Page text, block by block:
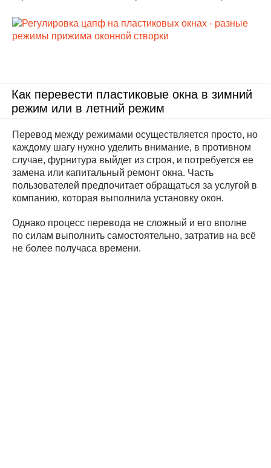
Как перевести пластиковые окна в зимний
режим или в летний режим
Перевод между режимами осуществляется просто, но
каждому шагу нужно уделить внимание, в противном
случае, фурнитура выйдет из строя, и потребуется ее
замена или капитальный ремонт окна. Часть
пользователей предпочитает обращаться за услугой в
компанию, которая выполнила установку окон.
Однако процесс перевода не сложный и его вполне
по силам выполнить самостоятельно, затратив на всё
не более получаса времени.